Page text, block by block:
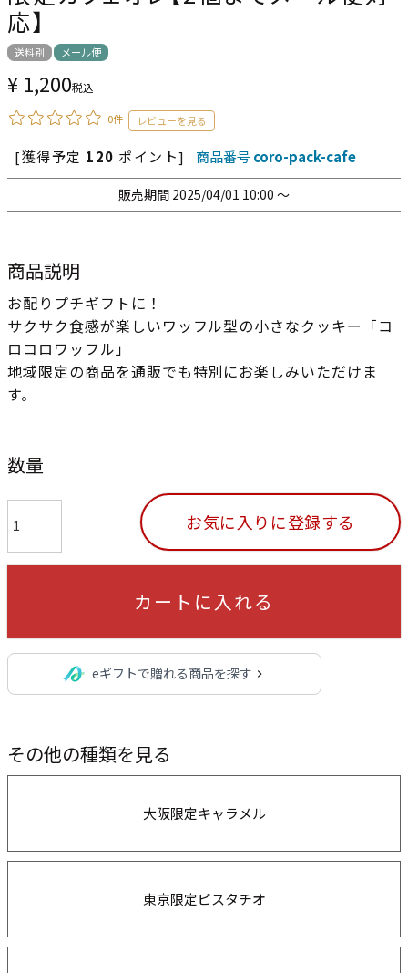
応】
送料別 メール便
¥ 1,200税込
0件
[獲得予定 120 ポイント] 商品番号 coro-pack-cafe
販売期間 2025/04/01 10:00 〜
商品説明
お配りプチギフトに！
サクサク食感が楽しいワッフル型の小さなクッキー「コ
ロコロワッフル」
地域限定の商品を通販でも特別にお楽しみいただけま
す。
数量
お気に入りに登録する
カートに入れる
eギフトで贈れる商品を探す
その他の種類を見る
大阪限定キャラメル
東京限定ピスタチオ